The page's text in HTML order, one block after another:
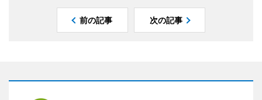
前の記事 次の記事